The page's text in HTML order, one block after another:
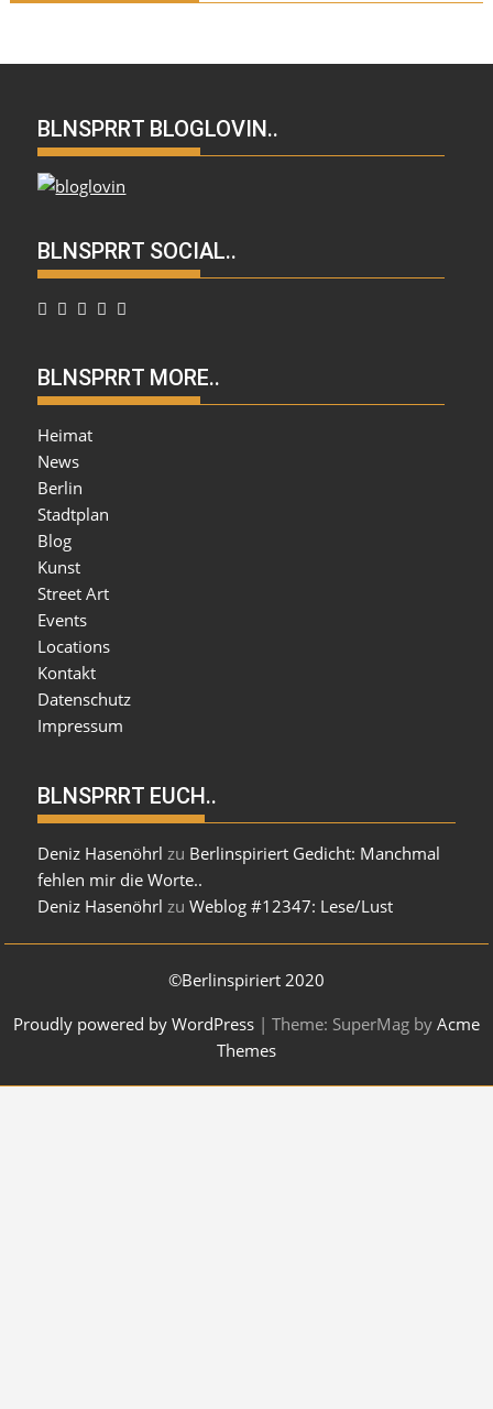
BLNSPRRT BLOGLOVIN..
BLNSPRRT SOCIAL..
BLNSPRRT MORE..
Heimat
News
Berlin
Stadtplan
Blog
Kunst
Street Art
Events
Locations
Kontakt
Datenschutz
Impressum
BLNSPRRT EUCH..
Deniz Hasenöhrl zu Berlinspiriert Gedicht: Manchmal
fehlen mir die Worte..
Deniz Hasenöhrl zuWeblog #12347: Lese/Lust
©Berlinspiriert 2020
Proudly powered by WordPress | Theme: SuperMag by Acme
Themes